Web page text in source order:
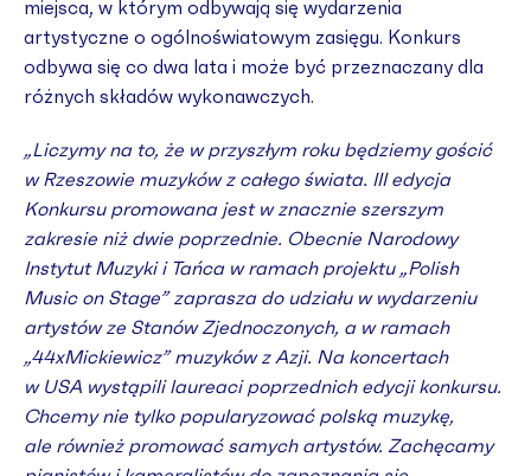
miejsca, w którym odbywają się wydarzenia
artystyczne o ogólnoświatowym zasięgu. Konkurs
odbywa się co dwa lata i może być przeznaczany dla
różnych składów wykonawczych.
„Liczymy na to, że w przyszłym roku będziemy gościć
w Rzeszowie muzyków z całego świata. III edycja
Konkursu promowana jest w znacznie szerszym
zakresie niż dwie poprzednie. Obecnie Narodowy
Instytut Muzyki i Tańca w ramach projektu „Polish
Music on Stage” zaprasza do udziału w wydarzeniu
artystów ze Stanów Zjednoczonych, a w ramach
„44xMickiewicz” muzyków z Azji. Na koncertach
w USA wystąpili laureaci poprzednich edycji konkursu.
Chcemy nie tylko popularyzować polską muzykę,
ale również promować samych artystów. Zachęcamy